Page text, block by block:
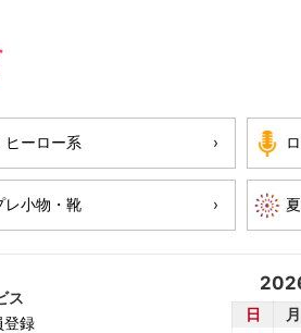
ヒーロー系
レ小物・靴
ス
登録
日 月